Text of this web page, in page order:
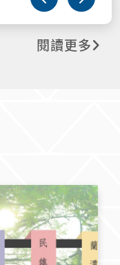
時
閱讀更多